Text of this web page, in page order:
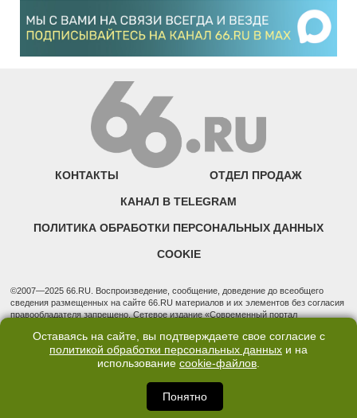
КОНТАКТЫ ОТДЕЛ ПРОДАЖ
КАНАЛ В TELEGRAM
ПОЛИТИКА ОБРАБОТКИ ПЕРСОНАЛЬНЫХ ДАННЫХ
COOKIE
©2007—2025 66.RU. Воспроизведение, сообщение, доведение до всеобщего
сведения размещенных на сайте 66.RU материалов и их элементов без согласия
правообладателя запрещено. Сетевое издание «Современный портал
надзору в сфере связи, информационных технологий и массовых коммуникаций
(Роскомнадзор). Регистрационный номер ЭЛ № ФС 77 - 76634 от 02.09.2019
Учредитель: Общество с ограниченной ответственностью "66.ру". Юридический
3, оф. 7015 Фактический адрес редакции и отдела продаж: 620014, Свердловская
обл., г. Екатеринбург, ул. Бориса Ельцина, д. 3, оф. 7015, +7 (343) 288-50-66
info@news.66.ru Главный редактор: Шлыков Д.В.
Оставаясь на сайте, вы подтверждаете свое согласие с
политикой обработки персональных данных и на
использование cookie-файлов.
Понятно